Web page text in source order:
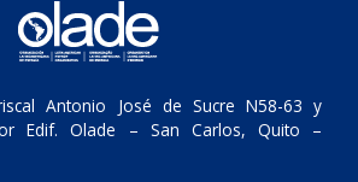
Antonio José de Sucre N58-63 y
Edif. Olade – San Carlos, Quito –